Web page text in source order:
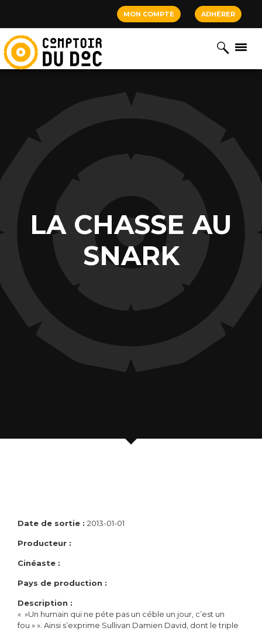
MON COMPTE ADHÉRER
LA CHASSE AU
SNARK
Date de sortie : 2013-01-01
Producteur :
Cinéaste :
Pays de production :
Description :
« »Un humain qui ne péte pas un céble un jour, c’est un
fou » ». Ainsi s’exprime Sullivan Damien David, dont le triple
Cookies management panel